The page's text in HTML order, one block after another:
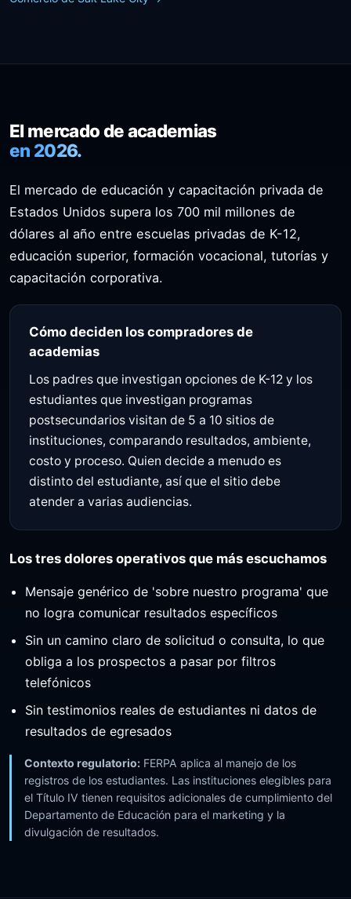
El mercado de academias
en 2026.
El mercado de educación y capacitación privada de
Estados Unidos supera los 700 mil millones de
dólares al año entre escuelas privadas de K-12,
educación superior, formación vocacional, tutorías y
capacitación corporativa.
Cómo deciden los compradores de
academias
Los padres que investigan opciones de K-12 y los
estudiantes que investigan programas
postsecundarios visitan de 5 a 10 sitios de
instituciones, comparando resultados, ambiente,
costo y proceso. Quien decide a menudo es
distinto del estudiante, así que el sitio debe
atender a varias audiencias.
Los tres dolores operativos que más escuchamos
Mensaje genérico de 'sobre nuestro programa' que
no logra comunicar resultados específicos
Sin un camino claro de solicitud o consulta, lo que
obliga a los prospectos a pasar por filtros
telefónicos
Sin testimonios reales de estudiantes ni datos de
resultados de egresados
Contexto regulatorio: FERPA aplica al manejo de los
registros de los estudiantes. Las instituciones elegibles para
el Título IV tienen requisitos adicionales de cumplimiento del
Departamento de Educación para el marketing y la
divulgación de resultados.